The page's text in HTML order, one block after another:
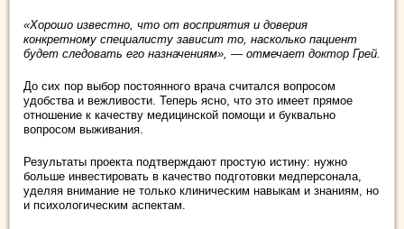
«Хорошо известно, что от восприятия и доверия
конкретному специалисту зависит то, насколько пациент
будет следовать его назначениям», — отмечает доктор Грей.
До сих пор выбор постоянного врача считался вопросом
удобства и вежливости. Теперь ясно, что это имеет прямое
отношение к качеству медицинской помощи и буквально
вопросом выживания.
Результаты проекта подтверждают простую истину: нужно
больше инвестировать в качество подготовки медперсонала,
уделяя внимание не только клиническим навыкам и знаниям, но
и психологическим аспектам.